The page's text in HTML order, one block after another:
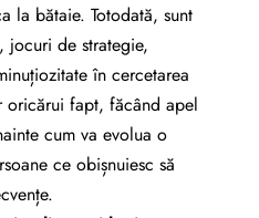
la bătaie. Totodată, sunt
jocuri de strategie,
în cercetarea
oricărui fapt, făcând apel
cum va evolua o
ce obișnuiesc să